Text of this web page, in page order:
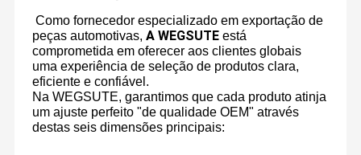
Como fornecedor especializado em exportação de
peças automotivas, A WEGSUTE está
comprometida em oferecer aos clientes globais
uma experiência de seleção de produtos clara,
eficiente e confiável.
Na WEGSUTE, garantimos que cada produto atinja
um ajuste perfeito "de qualidade OEM" através
destas seis dimensões principais: